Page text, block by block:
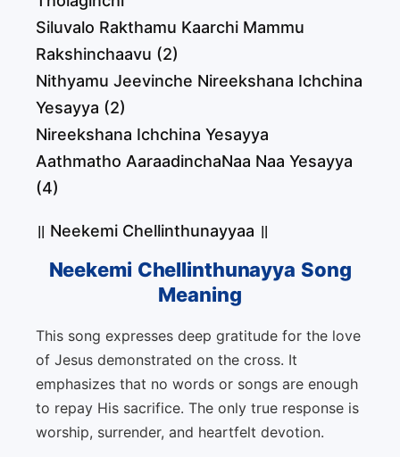
Siluvalo Rakthamu Kaarchi Mammu
Rakshinchaavu (2)
Nithyamu Jeevinche Nireekshana Ichchina
Yesayya (2)
Nireekshana Ichchina Yesayya
Aathmatho AaraadinchaNaa Naa Yesayya
(4)
॥ Neekemi Chellinthunayyaa ॥
Neekemi Chellinthunayya Song
Meaning
This song expresses deep gratitude for the love
of Jesus demonstrated on the cross. It
emphasizes that no words or songs are enough
to repay His sacrifice. The only true response is
worship, surrender, and heartfelt devotion.